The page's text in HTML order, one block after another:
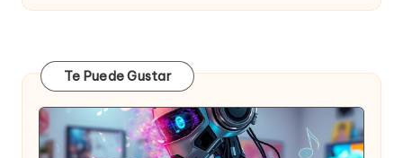
Te Puede Gustar